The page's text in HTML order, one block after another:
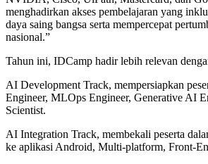
menghadirkan akses pembelajaran yang
daya saing bangsa serta mempercepat
nasional.”
Tahun ini, IDCamp hadir lebih relevan
AI Development Track, mempersiapkan
Engineer, MLOps Engineer, Generative AI
Scientist.
AI Integration Track, membekali peserta
ke aplikasi Android, Multi-platform, Front-